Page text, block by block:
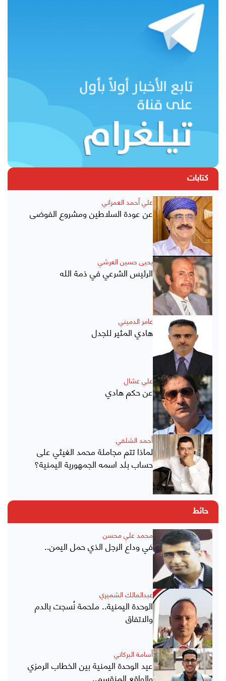
كتابات
علي أحمد العمراني
عن عودة السلاطين ومشروع الفوضى
يحيى حسين العرشي
الرئيس الشرعي في ذمة الله
عامر الدميني
هادي المثير للجدل
علي عشال
عن حكم هادي
أحمد الشلفي
لماذا تتم مجاملة محمد الغيثي على
حساب بلد اسمه الجمهورية اليمنية؟
حائط
محمد علي محسن
في وداع الرجل الذي حمل اليمن..
عبدالمالك الشميري
الوحدة اليمنية.. ملحمة نُسجت بالدم
والاتفاق
أسامة البركاني
عيد الوحدة اليمنية بين الخطاب الرمزي
والواقع المنقسم..